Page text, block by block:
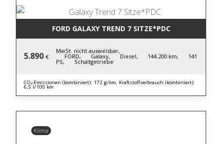
FORD GALAXY TREND 7 SITZE*PDC
5.890 €
MwSt. nicht ausweisbar,
FORD, Galaxy, Diesel, 144.200 km, 141
PS, Schaltgetriebe
CO₂-Emissionen (kombiniert): 172 g/km, Kraftstoffverbrauch (kombiniert):
6,5 l/100 km
Klima